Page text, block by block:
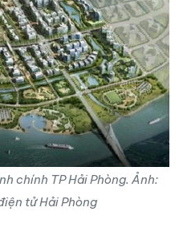
chính TP Hải Phòng. Ảnh:
tử Hải Phòng